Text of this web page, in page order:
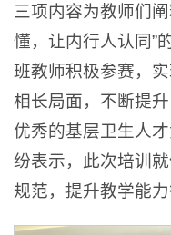
三项内容为教师们
懂，让内行人认同”
班教师积极参赛，
相长局面，不断提
优秀的基层卫生人
纷表示，此次培训
规范，提升教学能力